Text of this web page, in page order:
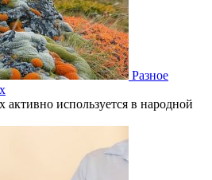
Разное
используется в народной